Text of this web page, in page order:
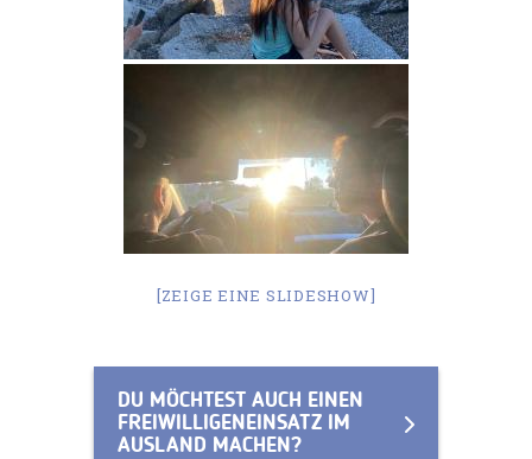
[ZEIGE EINE SLIDESHOW]
DU MÖCHTEST AUCH EINEN
FREIWILLIGENEINSATZ IM
AUSLAND MACHEN?